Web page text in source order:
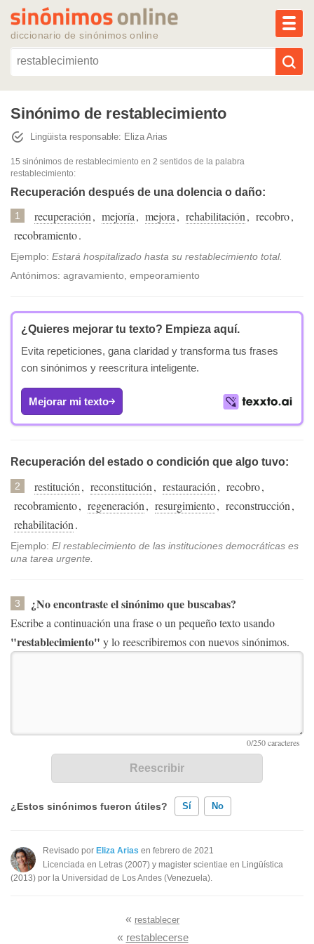
diccionario de sinónimos online
Reescribir texto con IA
Sinónimos populares
Temas recientes
Sinónimo de restablecimiento
Lingüista responsable: Eliza Arias
15 sinónimos de restablecimiento en 2 sentidos de la palabra
restablecimiento:
Recuperación después de una dolencia o daño:
1 recuperación, mejoría, mejora, rehabilitación, recobro,
recobramiento.
Ejemplo: Estará hospitalizado hasta su restablecimiento total.
Antónimos: agravamiento, empeoramiento
¿Quieres mejorar tu texto? Empieza aquí.
Evita repeticiones, gana claridad y transforma tus frases
con sinónimos y reescritura inteligente.
Mejorar mi texto
Recuperación del estado o condición que algo tuvo:
2 restitución, reconstitución, restauración, recobro,
recobramiento, regeneración, resurgimiento, reconstrucción,
rehabilitación.
Ejemplo: El restablecimiento de las instituciones democráticas es
una tarea urgente.
3 ¿No encontraste el sinónimo que buscabas?
Escribe a continuación una frase o un pequeño texto usando
"restablecimiento" y lo reescribiremos con nuevos sinónimos.
¿Estos sinónimos fueron útiles? Sí No
Existen sinónimos incorrectos
Ninguno de los sinónimos presentados me ayudó
Revisado por Eliza Arias en febrero de 2021
Licenciada en Letras (2007) y magister scientiae en Lingüística
(2013) por la Universidad de Los Andes (Venezuela).
« restablecer
« restablecerse